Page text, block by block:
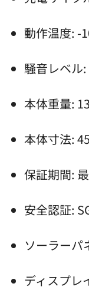
動作温度:
騒音レベル:
本体重量:
本体寸法:
保証期間:
安全認証:
ソーラーパ
ディスプレ